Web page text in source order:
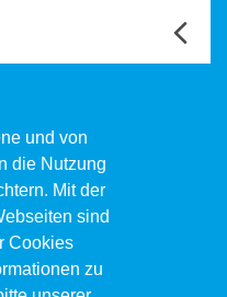
und von
die Nutzung
Mit der
sind
Cookies
zu